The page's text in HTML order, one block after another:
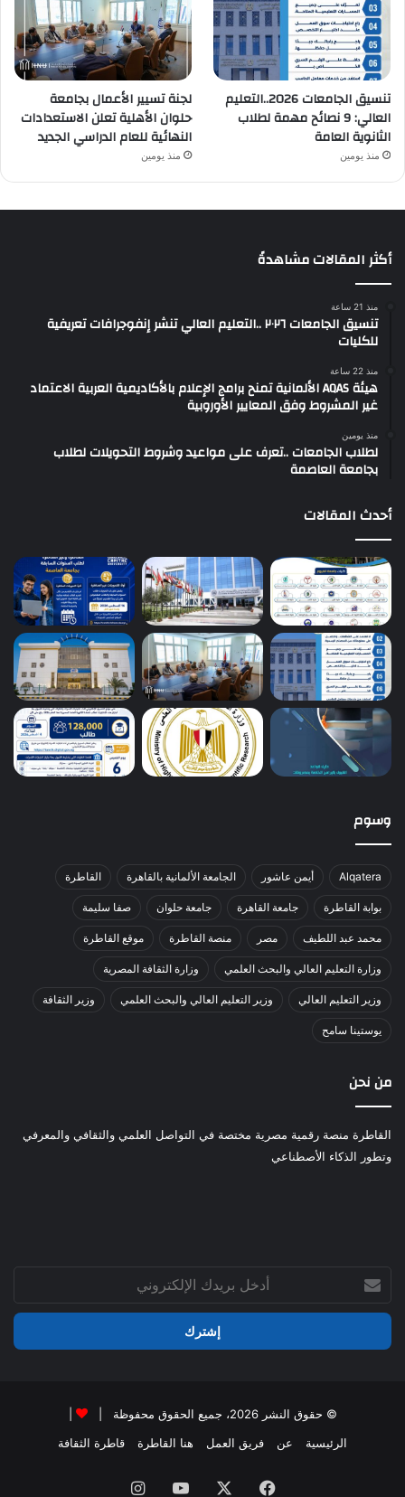
تنسيق الجامعات 2026..التعليم
العالي: 9 نصائح مهمة لطلاب
الثانوية العامة
منذ يومين
لجنة تسيير الأعمال بجامعة
حلوان الأهلية تعلن الاستعدادات
النهائية للعام الدراسي الجديد
منذ يومين
أكثر المقالات مشاهدةً
منذ 21 ساعة
تنسيق الجامعات ٢٠٢٦ ..التعليم العالي تنشر إنفوجرافات تعريفية
للكليات
منذ 22 ساعة
هيئة AQAS الألمانية تمنح برامج الإعلام بالأكاديمية العربية الاعتماد
غير المشروط وفق المعايير الأوروبية
منذ يومين
لطلاب الجامعات ..تعرف على مواعيد وشروط التحويلات لطلاب
بجامعة العاصمة
أحدث المقالات
وسوم
Alqatera أيمن عاشور الجامعة الألمانية بالقاهرة القاطرة
بوابة القاطرة جامعة القاهرة جامعة حلوان صفا سليمة
محمد عبد اللطيف مصر منصة القاطرة موقع القاطرة
وزارة التعليم العالي والبحث العلمي وزارة الثقافة المصرية
وزير التعليم العالي وزير التعليم العالي والبحث العلمي وزير الثقافة
يوستينا سامح
من نحن
القاطرة منصة رقمية مصرية مختصة في التواصل العلمي والثقافي والمعرفي
وتطور الذكاء الأصطناعي
بريدك
الإلكتروني
© حقوق النشر 2026، جميع الحقوق محفوظة |
الرئيسية
عن فريق العمل هنا القاطرة قاطرة الثقافة
فيسبوك ‫YouTubeانستقرام